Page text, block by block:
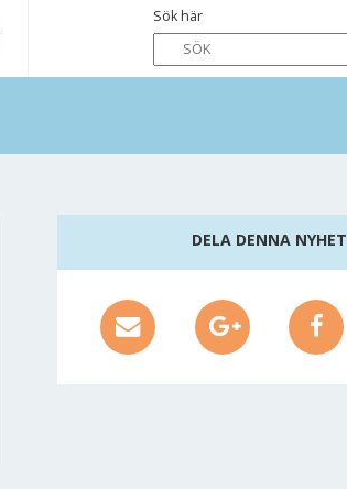
Sök här
DELA DENNA NYHET